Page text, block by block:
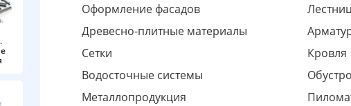
Оформление фасадов
Древесно-плитные материалы
Сетки
Водосточные системы
Металлопродукция
Кровля
Разбейтеоплату
на части
без переплат
График платежей